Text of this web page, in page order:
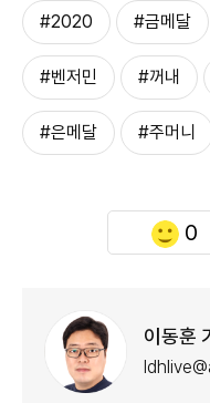
#2020 #금메달
#벤저민 #꺼내
#은메달 #주머니
0
이동훈